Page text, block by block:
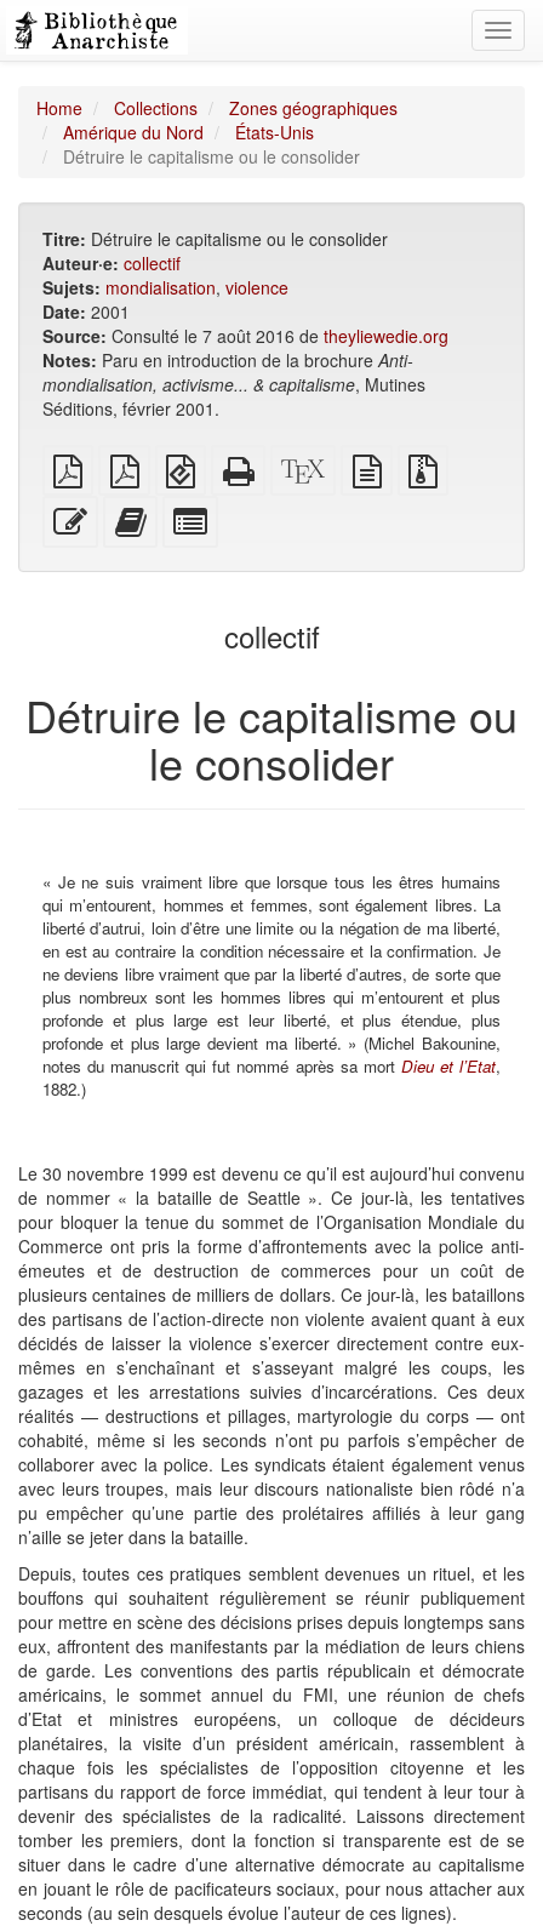
Home Collections
Zones géographiques
Amérique du Nord
États-Unis
Détruire le capitalisme ou le consolider
Titre: Détruire le capitalisme ou le consolider
Auteur·e: collectif
Sujets: mondialisation, violence
Date: 2001
Source: Consulté le 7 août 2016 de theyliewedie.org
Notes: Paru en introduction de la brochureAnti-
mondialisation, activisme... & capitalisme, Mutines
Séditions, février 2001.
PDF
brut
PDF
A4
imposé
EPUB
(pour
appareils
mobiles)
HTML
autonome
Source
XeLaTeX
texte
source
Modifier
ce
Ajouter
ce
au
parties
le
générateur
collectif
Détruire le capitalisme ou
le consolider
« Je ne suis vraiment libre que lorsque tous les êtres humains
qui m’entourent, hommes et femmes, sont également libres. La
liberté d’autrui, loin d’être une limite ou la négation de ma liberté,
en est au contraire la condition nécessaire et la confirmation. Je
ne deviens libre vraiment que par la liberté d’autres, de sorte que
plus nombreux sont les hommes libres qui m’entourent et plus
profonde et plus large est leur liberté, et plus étendue, plus
profonde et plus large devient ma liberté. » (Michel Bakounine,
notes du manuscrit qui fut nommé après sa mort Dieu et l’Etat,
1882.)
Le 30 novembre 1999 est devenu ce qu’il est aujourd’hui convenu
de nommer « la bataille de Seattle ». Ce jour-là, les tentatives
pour bloquer la tenue du sommet de l’Organisation Mondiale du
Commerce ont pris la forme d’affrontements avec la police anti-
émeutes et de destruction de commerces pour un coût de
plusieurs centaines de milliers de dollars. Ce jour-là, les bataillons
des partisans de l’action-directe non violente avaient quant à eux
décidés de laisser la violence s’exercer directement contre eux-
mêmes en s’enchaînant et s’asseyant malgré les coups, les
gazages et les arrestations suivies d’incarcérations. Ces deux
réalités — destructions et pillages, martyrologie du corps — ont
cohabité, même si les seconds n’ont pu parfois s’empêcher de
collaborer avec la police. Les syndicats étaient également venus
avec leurs troupes, mais leur discours nationaliste bien rôdé n’a
pu empêcher qu’une partie des prolétaires affiliés à leur gang
n’aille se jeter dans la bataille.
Depuis, toutes ces pratiques semblent devenues un rituel, et les
bouffons qui souhaitent régulièrement se réunir publiquement
pour mettre en scène des décisions prises depuis longtemps sans
eux, affrontent des manifestants par la médiation de leurs chiens
de garde. Les conventions des partis républicain et démocrate
américains, le sommet annuel du FMI, une réunion de chefs
d’Etat et ministres européens, un colloque de décideurs
planétaires, la visite d’un président américain, rassemblent à
chaque fois les spécialistes de l’opposition citoyenne et les
partisans du rapport de force immédiat, qui tendent à leur tour à
devenir des spécialistes de la radicalité. Laissons directement
tomber les premiers, dont la fonction si transparente est de se
situer dans le cadre d’une alternative démocrate au capitalisme
en jouant le rôle de pacificateurs sociaux, pour nous attacher aux
seconds (au sein desquels évolue l’auteur de ces lignes).